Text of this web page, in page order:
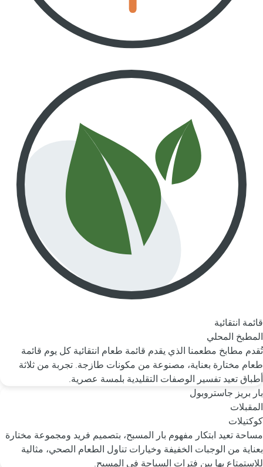
قائمة انتقائية
المطبخ المحلي
تُقدم مطابخ مطعمنا الذي يقدم قائمة طعام انتقائية كل يوم قائمة
طعام مختارة بعناية، مصنوعة من مكونات طازجة. تجربة من ثلاثة
أطباق تعيد تفسير الوصفات التقليدية بلمسة عصرية.
بار بريز جاستروبول
المقبلات
كوكتيلات
مساحة تعيد ابتكار مفهوم بار المسبح، بتصميم فريد ومجموعة مختارة
بعناية من الوجبات الخفيفة وخيارات تناول الطعام الصحي، مثالية
للاستمتاع بها بين فترات السباحة في المسبح.